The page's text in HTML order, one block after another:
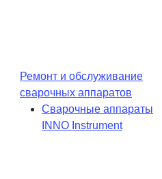
Ремонт и обслуживание
сварочных аппаратов
Сварочные аппараты
INNO Instrument